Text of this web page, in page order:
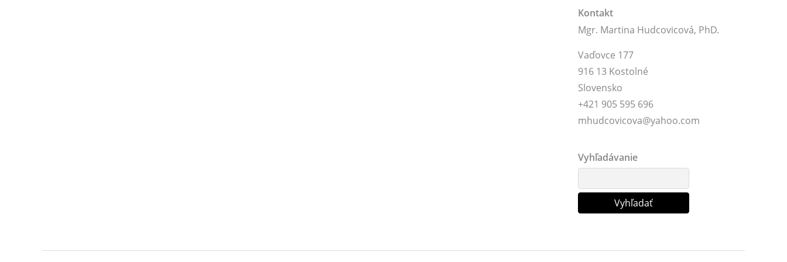
Kontakt
Mgr. Martina Hudcovicová, PhD.
Vaďovce 177
916 13 Kostolné
Slovensko
+421 905 595 696
mhudcovicova@yahoo.com
Vyhľadávanie